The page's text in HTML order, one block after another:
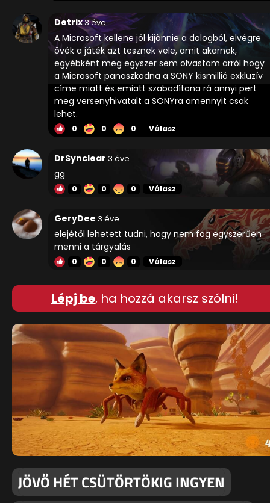
Detrix3 éve
A Microsoft kellene jól kijönnie a dologból, elvégre
övék a játék azt tesznek vele, amit akarnak,
egyébként meg egyszer sem olvastam arról hogy
a Microsoft panaszkodna a SONY kismillió exkluzív
címe miatt és emiatt szabadítana rá annyi pert
meg versenyhivatalt a SONYra amennyit csak
lehet.
0 0 0 Válasz
DrSynclear 3 éve
gg
0 0 0 Válasz
GeryDee 3 éve
elejétől lehetett tudni, hogy nem fog egyszerűen
menni a tárgyalás
0 0 0 Válasz
Lépj be, ha hozzá akarsz szólni!
JÖVŐ HÉT CSÜTÖRTÖKIG INGYEN